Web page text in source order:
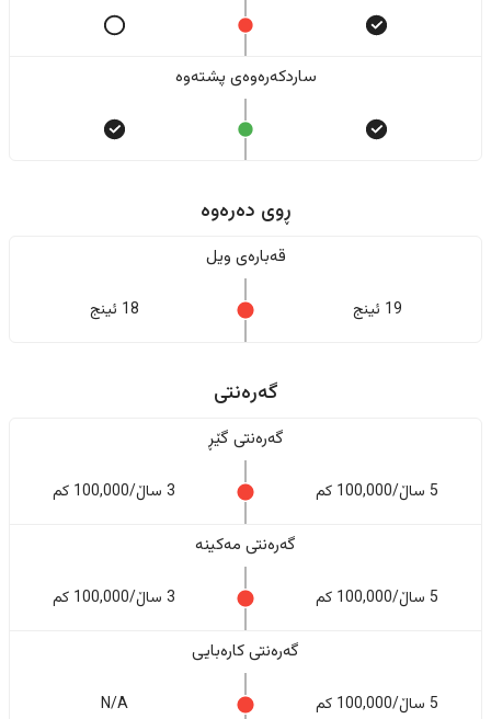
ساردکەرەوەی پشتەوە
ڕوی دەرەوە
قەبارەی ویل
19 ئینج 18 ئینج
گەرەنتی
گەرەنتی گێڕ
5 ساڵ/100,000 کم 3 ساڵ/100,000 کم
گەرەنتی مەکینە
5 ساڵ/100,000 کم 3 ساڵ/100,000 کم
گەرەنتی کارەبایی
5 ساڵ/100,000 کم N/A